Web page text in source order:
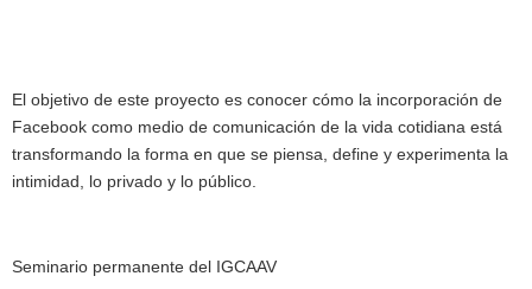
El objetivo de este proyecto es conocer cómo la incorporación de
Facebook como medio de comunicación de la vida cotidiana está
transformando la forma en que se piensa, define y experimenta la
intimidad, lo privado y lo público.
Seminario permanente del IGCAAV